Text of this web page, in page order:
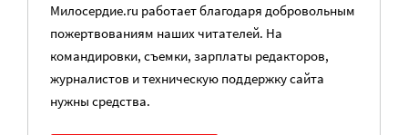
Милосердие.ru работает благодаря добровольным
пожертвованиям наших читателей. На
командировки, съемки, зарплаты редакторов,
журналистов и техническую поддержку сайта
нужны средства.